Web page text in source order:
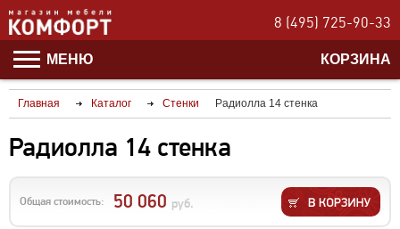
8 (495) 725-90-33
МЕНЮ КОРЗИНА
Главная Каталог Стенки Радиолла 14 стенка
Радиолла 14 стенка
Общая стоимость: 50 060 руб.